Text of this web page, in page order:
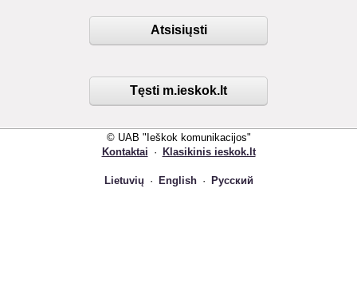
Atsisiųsti
Tęsti m.ieskok.lt
© UAB "Ieškok komunikacijos"
Kontaktai · Klasikinis ieskok.lt
Lietuvių · English · Русский